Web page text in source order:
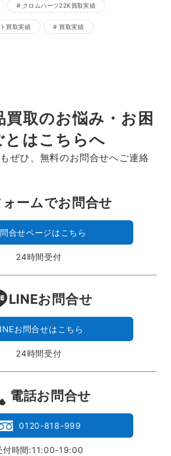
クロムハーツ22K買取実績
買取実績 買取実績
買取のお悩み・お困
とはこちらへ
ぜひ、無料のお問合せへご連絡
ォームでお問合せ
合せページはこちら
24時間受付
LINEお問合せ
お問合せはこちら
24時間受付
電話お問合せ
0120-818-999
付時間:11:00-19:00